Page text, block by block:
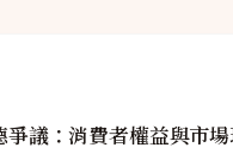
議：消費者權益與市